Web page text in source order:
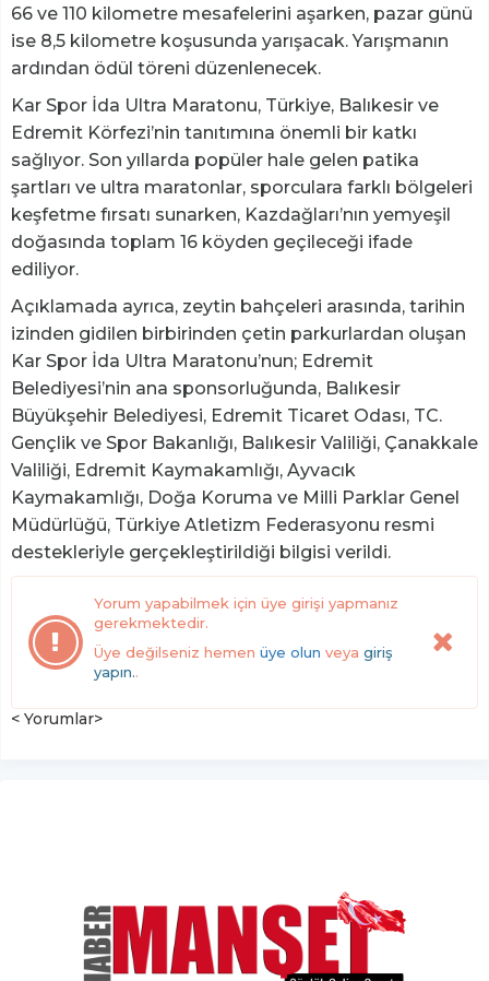
66 ve 110 kilometre mesafelerini aşarken, pazar günü
ise 8,5 kilometre koşusunda yarışacak. Yarışmanın
ardından ödül töreni düzenlenecek.
Kar Spor İda Ultra Maratonu, Türkiye, Balıkesir ve
Edremit Körfezi’nin tanıtımına önemli bir katkı
sağlıyor. Son yıllarda popüler hale gelen patika
şartları ve ultra maratonlar, sporculara farklı bölgeleri
keşfetme fırsatı sunarken, Kazdağları’nın yemyeşil
doğasında toplam 16 köyden geçileceği ifade
ediliyor.
Açıklamada ayrıca, zeytin bahçeleri arasında, tarihin
izinden gidilen birbirinden çetin parkurlardan oluşan
Kar Spor İda Ultra Maratonu’nun; Edremit
Belediyesi’nin ana sponsorluğunda, Balıkesir
Büyükşehir Belediyesi, Edremit Ticaret Odası, TC.
Gençlik ve Spor Bakanlığı, Balıkesir Valiliği, Çanakkale
Valiliği, Edremit Kaymakamlığı, Ayvacık
Kaymakamlığı, Doğa Koruma ve Milli Parklar Genel
Müdürlüğü, Türkiye Atletizm Federasyonu resmi
destekleriyle gerçekleştirildiği bilgisi verildi.
Yorum yapabilmek için üye girişi yapmanız
gerekmektedir.
Üye değilseniz hemen üye olun veya giriş
yapın..
< Yorumlar>